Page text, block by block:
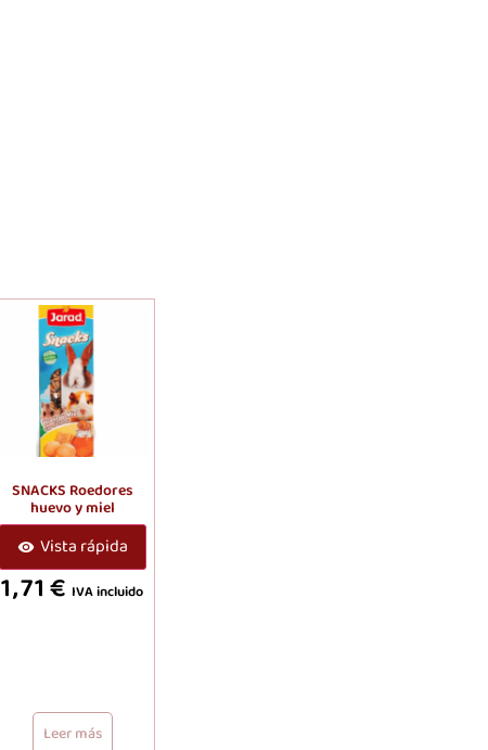
SNACKS Roedores
huevo y miel
Vista rápida
1,71€ IVA incluido
Leer más